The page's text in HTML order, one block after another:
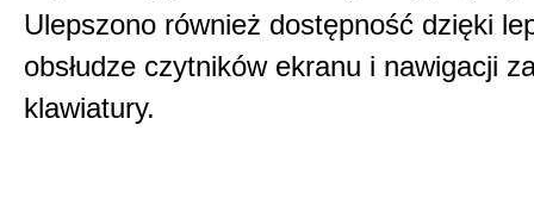
Ulepszono również dostępność dzięki
obsłudze czytników ekranu i nawigacji
klawiatury.